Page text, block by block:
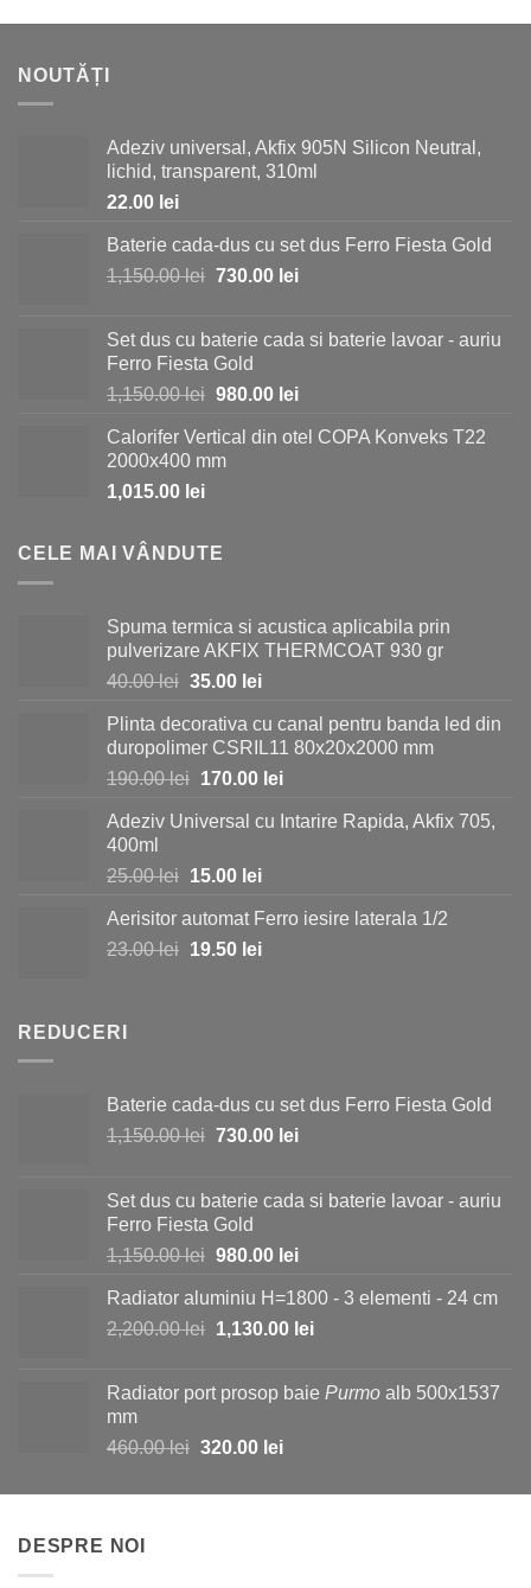
NOUTĂȚI
Adeziv universal, Akfix 905N Silicon Neutral,
lichid, transparent, 310ml
22.00 lei
Baterie cada-dus cu set dus Ferro Fiesta Gold
1,150.00lei Prețul
fost:
1,150.00 lei.
730.00 leiPrețul
730.00 lei.
Set dus cu baterie cada si baterie lavoar - auriu
Ferro Fiesta Gold
1,150.00lei Prețul
a
fost:
980.00 leiPrețul
este:
Calorifer Vertical din otel COPA Konveks T22
2000x400 mm
1,015.00 lei
CELE MAI VÂNDUTE
Spuma termica si acustica aplicabila prin
pulverizare AKFIX THERMCOAT 930 gr
40.00lei Prețul
a
fost:
40.00 lei.
35.00 leiPrețul
este:
35.00 lei.
Plinta decorativa cu canal pentru banda led din
duropolimer CSRIL11 80x20x2000 mm
190.00lei Prețul
a
190.00 lei.
170.00 leiPrețul
este:
Adeziv Universal cu Intarire Rapida, Akfix 705,
400ml
25.00lei Prețul
a
fost:
15.00 leiPrețul
este:
15.00 lei.
Aerisitor automat Ferro iesire laterala 1/2
23.00lei Prețul
19.50 leiPrețul
REDUCERI
Baterie cada-dus cu set dus Ferro Fiesta Gold
1,150.00lei Prețul
fost:
1,150.00 lei.
730.00 leiPrețul
730.00 lei.
Set dus cu baterie cada si baterie lavoar - auriu
Ferro Fiesta Gold
1,150.00lei Prețul
a
fost:
980.00 leiPrețul
este:
980.00 lei.
Radiator aluminiu H=1800 - 3 elementi - 24 cm
2,200.00lei Prețul
fost:
1,130.00 leiPrețul
1,130.00 lei.
Radiator port prosop baie Purmo alb 500x1537
mm
460.00lei Prețul
a
320.00 leiPrețul
este:
DESPRE NOI